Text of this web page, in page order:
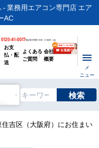
業務用エアコン専門店 エア
AC
0120-81-0017電話受付時間 / 9:00～17:30(月～金)
お支
払・配
送
よくある
ご質問
会社
概要
メ
ニュー
検索
住吉区（大阪府）にお住まい